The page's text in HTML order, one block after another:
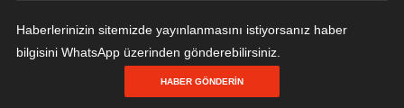
Haberlerinizin sitemizde yayınlanmasını istiyorsanız haber
bilgisini WhatsApp üzerinden gönderebilirsiniz.
HABER GÖNDERIN